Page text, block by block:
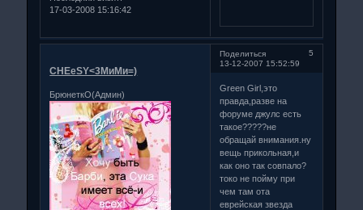
17-03-2008 15:16:42
Поделиться
5
13-12-2007 15:52:59
CHEeSY<3МиМи=)
БрюнеткО(Админ)
Green Girl,это
правда,разве на
форуме джулс есть
такое?????не
обращай внимания.ну
вещь прикольная,и
как оно так совпало?
токо не пойму при
чем там ота
еврейская звезда